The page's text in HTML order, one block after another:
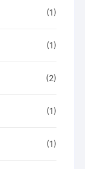
(1)
(1)
(2)
(1)
(1)